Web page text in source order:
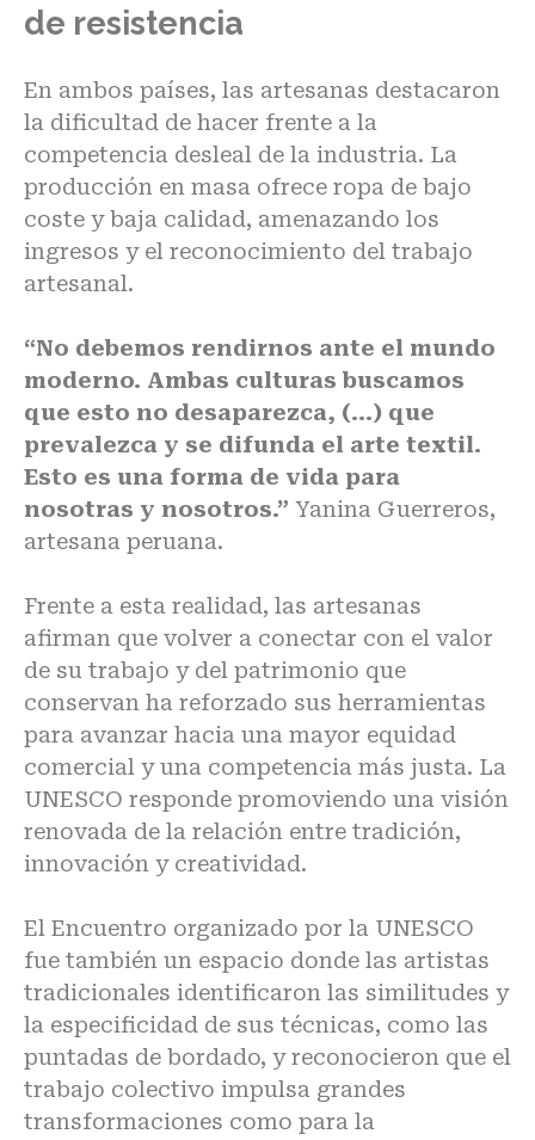
de resistencia
En ambos países, las artesanas destacaron
la dificultad de hacer frente a la
competencia desleal de la industria. La
producción en masa ofrece ropa de bajo
coste y baja calidad, amenazando los
ingresos y el reconocimiento del trabajo
artesanal.
“No debemos rendirnos ante el mundo
moderno. Ambas culturas buscamos
que esto no desaparezca, (…) que
prevalezca y se difunda el arte textil.
Esto es una forma de vida para
nosotras y nosotros.” Yanina Guerreros,
artesana peruana.
Frente a esta realidad, las artesanas
afirman que volver a conectar con el valor
de su trabajo y del patrimonio que
conservan ha reforzado sus herramientas
para avanzar hacia una mayor equidad
comercial y una competencia más justa. La
UNESCO responde promoviendo una visión
renovada de la relación entre tradición,
innovación y creatividad.
El Encuentro organizado por la UNESCO
fue también un espacio donde las artistas
tradicionales identificaron las similitudes y
la especificidad de sus técnicas, como las
puntadas de bordado, y reconocieron que el
trabajo colectivo impulsa grandes
transformaciones como para la